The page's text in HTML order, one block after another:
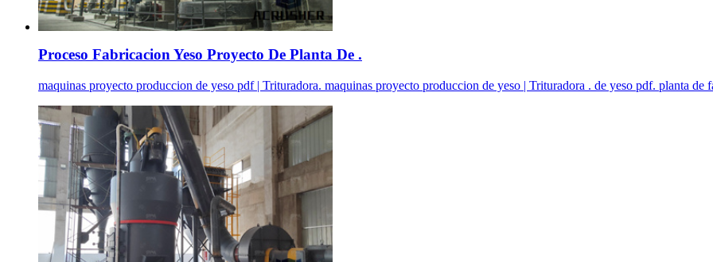
Proceso Fabricacion Yeso Proyecto De Planta De .
maquinas proyecto produccion de yeso pdf | Trituradora. maquinas proyecto produccion de yeso | Trituradora . de yeso pdf. planta de